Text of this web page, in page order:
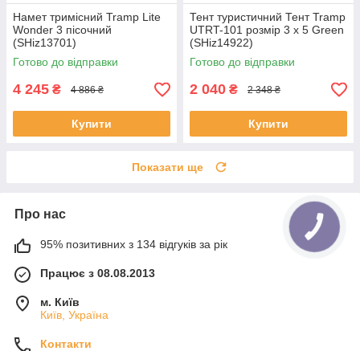
Намет тримісний Tramp Lite
Wonder 3 пісочний
(SHiz13701)
Готово до відправки
4 245 ₴ 4 886 ₴
Купити
Тент туристичний Тент Tramp
UTRT-101 розмір 3 х 5 Green
(SHiz14922)
Готово до відправки
2 040 ₴ 2 348 ₴
Купити
Показати ще
Про нас
95% позитивних з 134 відгуків за рік
Працює з 08.08.2013
м. Київ
Київ, Україна
Контакти